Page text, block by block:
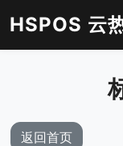
HSPOS 云
返回首页